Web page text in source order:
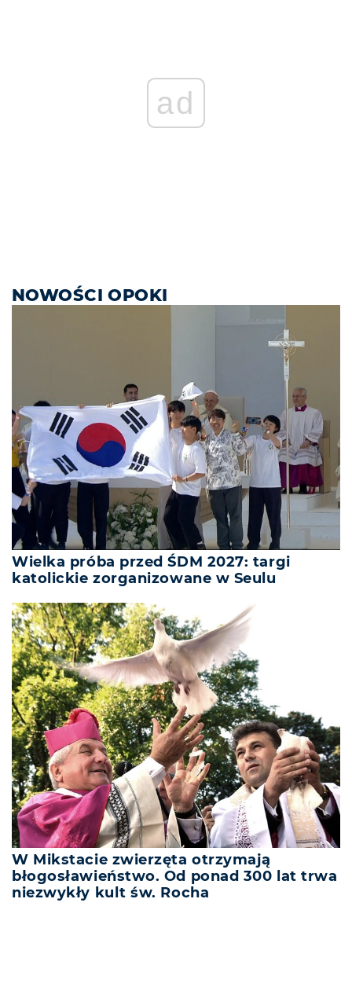
ad
NOWOŚCI OPOKI
Wielka próba przed ŚDM 2027: targi
katolickie zorganizowane w Seulu
W Mikstacie zwierzęta otrzymają
błogosławieństwo. Od ponad 300 lat trwa
niezwykły kult św. Rocha